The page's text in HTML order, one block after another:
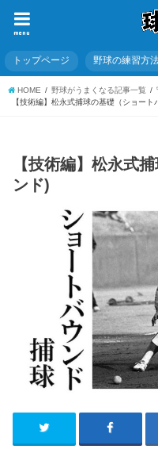
menu
トップページ 野球の練習方
HOME 野球がうまくなる記事一覧
【技術編】松永式捕球の基礎（ショート
【技術編】松永式
ンド)